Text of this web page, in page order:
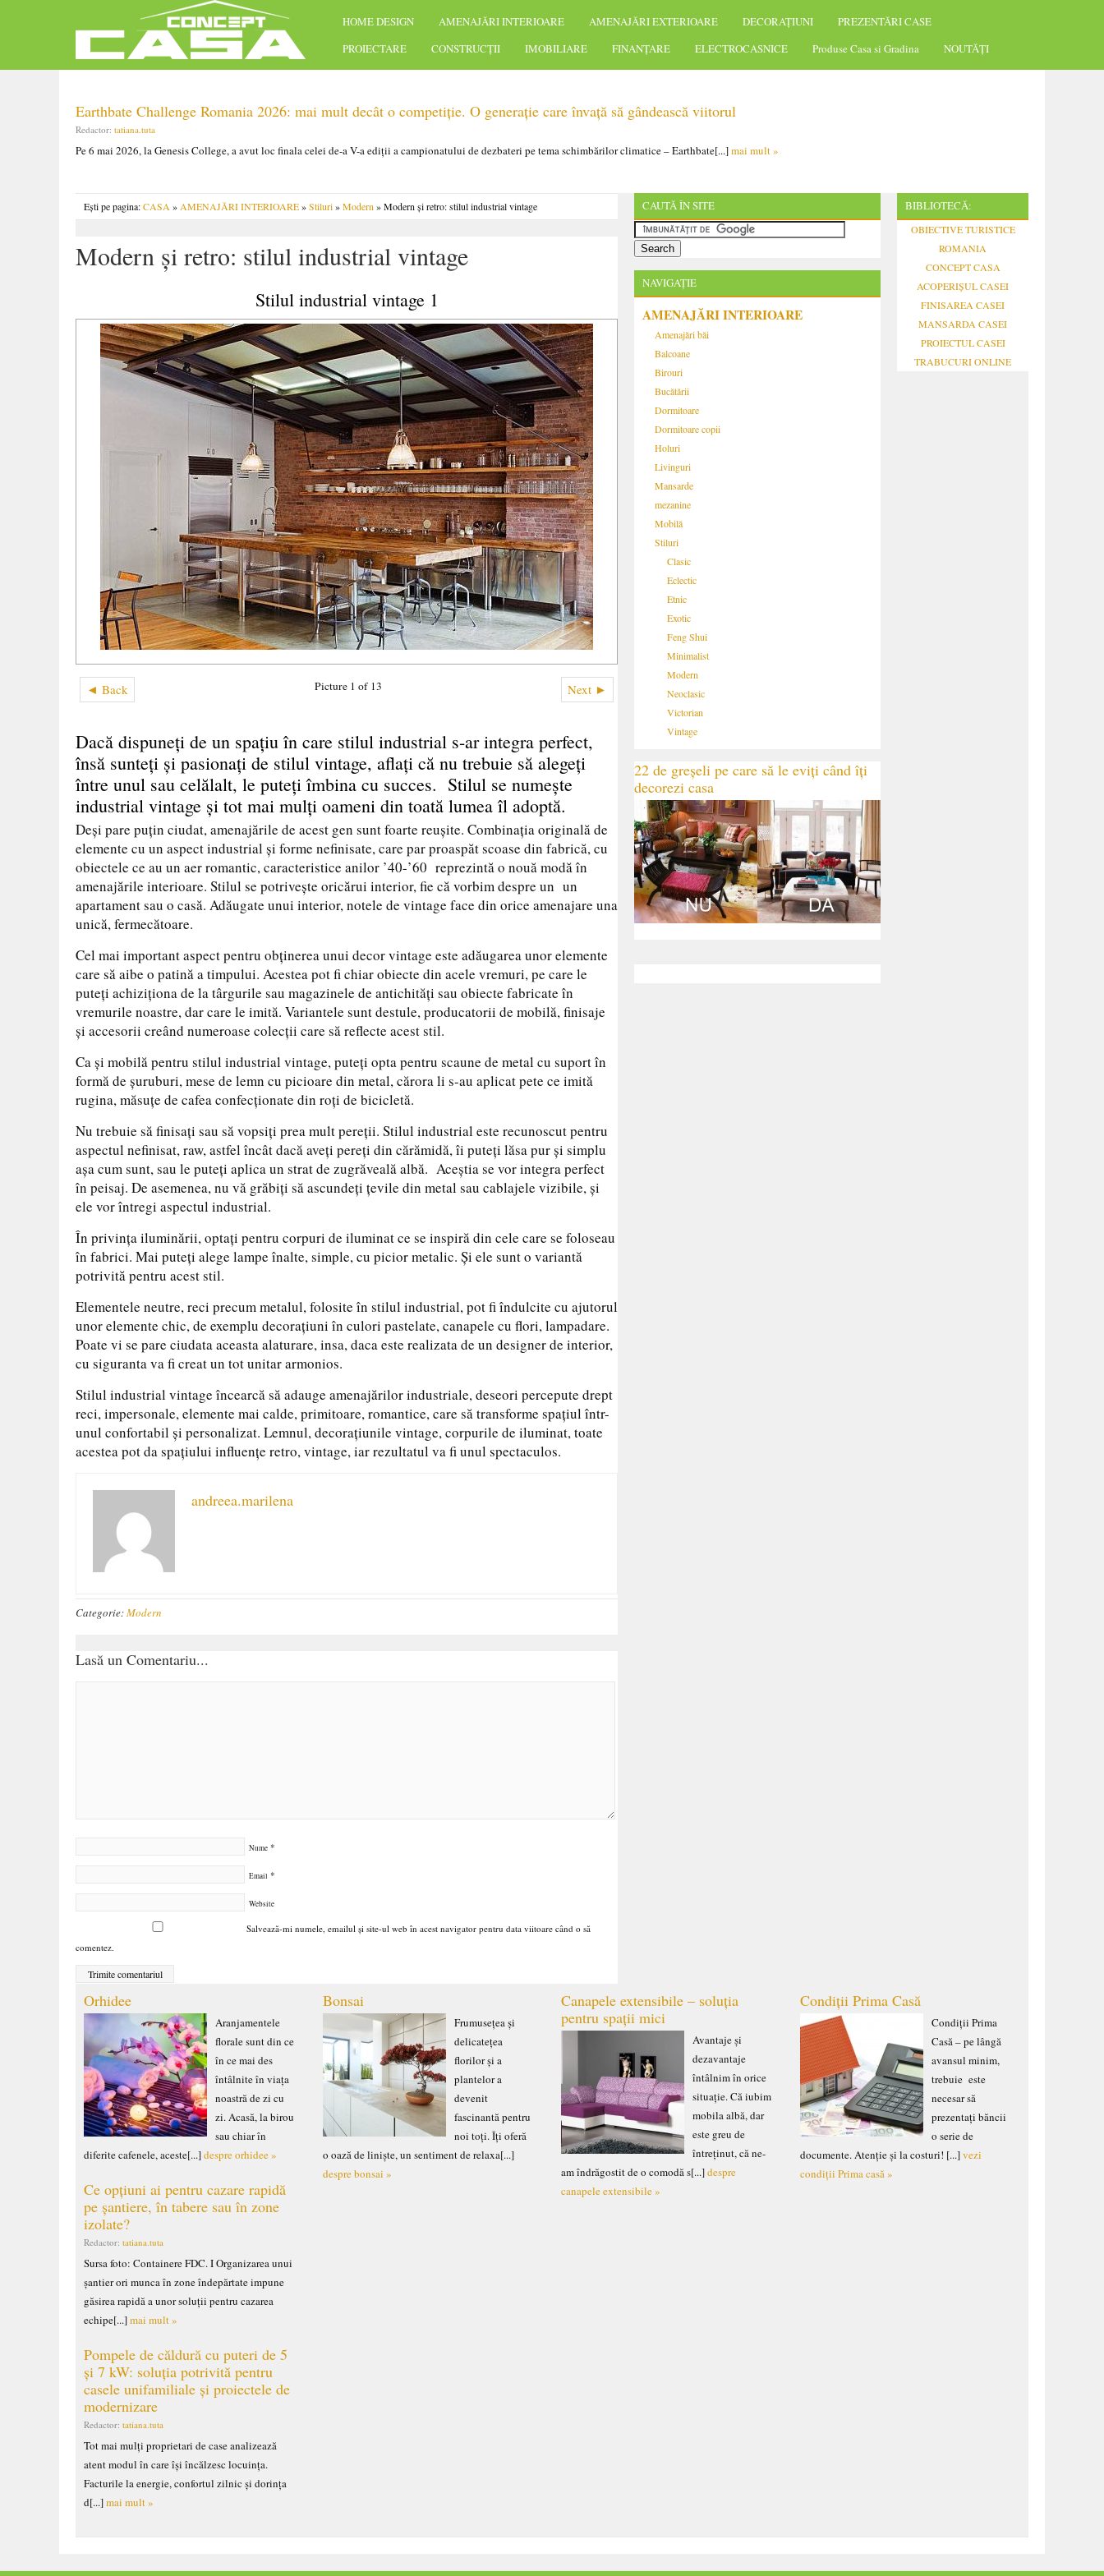
HOME DESIGN AMENAJĂRI INTERIOARE AMENAJĂRI EXTERIOARE DECORAȚIUNI
PREZENTĂRI CASE
PROIECTARE
CONSTRUCȚII IMOBILIARE FINANȚARE ELECTROCASNICE Produse Casa si Gradina NOUTĂȚI
Earthbate Challenge Romania 2026: mai mult decât o competiție. O generație care învață să gândească viitorul
Redactor: tatiana.tuta
Pe 6 mai 2026, la Genesis College, a avut loc finala celei de-a V-a ediții a campionatului de dezbateri pe tema schimbărilor climatice – Earthbate[...]mai mult »
Ești pe pagina:CASA » AMENAJĂRI INTERIOARE»Stiluri»Modern » Modern şi retro: stilul industrial vintage
Modern şi retro: stilul industrial vintage
Stilul industrial vintage 1
◄ Back Next ►
Picture 1 of 13
Dacă dispuneţi de un spaţiu în care stilul industrial s-ar integra perfect,
însă sunteţi şi pasionaţi de stilul vintage, aflaţi că nu trebuie să alegeţi
între unul sau celălalt, le puteţi îmbina cu succes. Stilul se numeşte
industrial vintage şi tot mai mulţi oameni din toată lumea îl adoptă.
Deşi pare puţin ciudat, amenajările de acest gen sunt foarte reuşite. Combinaţia originală de
elemente cu un aspect industrial şi forme nefinisate, care par proaspăt scoase din fabrică, cu
obiectele ce au un aer romantic, caracteristice anilor ’40-’60 reprezintă o nouă modă în
amenajările interioare. Stilul se potriveşte oricărui interior, fie că vorbim despre un un
apartament sau o casă. Adăugate unui interior, notele de vintage face din orice amenajare una
unică, fermecătoare.
Cel mai important aspect pentru obţinerea unui decor vintage este adăugarea unor elemente
care să aibe o patină a timpului. Acestea pot fi chiar obiecte din acele vremuri, pe care le
puteţi achiziţiona de la târgurile sau magazinele de antichităţi sau obiecte fabricate în
vremurile noastre, dar care le imită. Variantele sunt destule, producatorii de mobilă, finisaje
şi accesorii creând numeroase colecţii care să reflecte acest stil.
Ca şi mobilă pentru stilul industrial vintage, puteţi opta pentru scaune de metal cu suport în
formă de şuruburi, mese de lemn cu picioare din metal, cărora li s-au aplicat pete ce imită
rugina, măsuţe de cafea confecţionate din roţi de bicicletă.
Nu trebuie să finisaţi sau să vopsiţi prea mult pereţii. Stilul industrial este recunoscut pentru
aspectul nefinisat, raw, astfel încât dacă aveţi pereţi din cărămidă, îi puteţi lăsa pur şi simplu
aşa cum sunt, sau le puteţi aplica un strat de zugrăveală albă. Aceştia se vor integra perfect
în peisaj. De asemenea, nu vă grăbiţi să ascundeţi ţevile din metal sau cablajele vizibile, şi
ele vor întregi aspectul industrial.
În privinţa iluminării, optaţi pentru corpuri de iluminat ce se inspiră din cele care se foloseau
în fabrici. Mai puteţi alege lampe înalte, simple, cu picior metalic. Şi ele sunt o variantă
potrivită pentru acest stil.
Elementele neutre, reci precum metalul, folosite în stilul industrial, pot fi îndulcite cu ajutorul
unor elemente chic, de exemplu decoraţiuni în culori pastelate, canapele cu flori, lampadare.
Poate vi se pare ciudata aceasta alaturare, insa, daca este realizata de un designer de interior,
cu siguranta va fi creat un tot unitar armonios.
Stilul industrial vintage încearcă să adauge amenajărilor industriale, deseori percepute drept
reci, impersonale, elemente mai calde, primitoare, romantice, care să transforme spaţiul într-
unul confortabil şi personalizat. Lemnul, decoraţiunile vintage, corpurile de iluminat, toate
acestea pot da spaţiului influenţe retro, vintage, iar rezultatul va fi unul spectaculos.
andreea.marilena
Categorie:Modern
Lasă un Comentariu...
Nume *
Email *
Website
Salvează-mi numele, emailul și site-ul web în acest navigator pentru data viitoare când o să
comentez.
CAUTĂ ÎN SITE
NAVIGAȚIE
AMENAJĂRI INTERIOARE
Amenajări băi
Balcoane
Birouri
Bucătării
Dormitoare
Dormitoare copii
Holuri
Livinguri
Mansarde
mezanine
Mobilă
Stiluri
Clasic
Eclectic
Etnic
Exotic
Feng Shui
Minimalist
Modern
Neoclasic
Victorian
Vintage
22 de greșeli pe care să le eviți când îți
decorezi casa
BIBLIOTECĂ:
OBIECTIVE TURISTICE
ROMANIA
CONCEPT CASA
ACOPERIȘUL CASEI
FINISAREA CASEI
MANSARDA CASEI
PROIECTUL CASEI
TRABUCURI ONLINE
Orhidee
Aranjamentele
florale sunt din ce
în ce mai des
întâlnite în viața
noastră de zi cu
zi. Acasă, la birou
sau chiar în
diferite cafenele, aceste[...]despre orhidee »
Ce opțiuni ai pentru cazare rapidă
pe șantiere, în tabere sau în zone
izolate?
Redactor: tatiana.tuta
Sursa foto: Containere FDC. I Organizarea unui
șantier ori munca în zone îndepărtate impune
găsirea rapidă a unor soluții pentru cazarea
echipe[...]mai mult »
Pompele de căldură cu puteri de 5
și 7 kW: soluția potrivită pentru
casele unifamiliale și proiectele de
modernizare
Redactor: tatiana.tuta
Tot mai mulți proprietari de case analizează
atent modul în care își încălzesc locuința.
Facturile la energie, confortul zilnic și dorința
d[...]mai mult »
Bonsai
Frumusețea și
delicatețea
florilor și a
plantelor a
devenit
fascinantă pentru
noi toți. Îți oferă
o oază de liniște, un sentiment de relaxa[...]
despre bonsai »
Canapele extensibile – soluția
pentru spații mici
Avantaje și
dezavantaje
întâlnim în orice
situație. Că iubim
mobila albă, dar
este greu de
întreținut, că ne-
am îndrăgostit de o comodă s[...]despre
canapele extensibile »
Condiții Prima Casă
Condiții Prima
Casă – pe lângă
avansul minim,
trebuie este
necesar să
prezentați băncii
o serie de
documente. Atenție și la costuri! [...]vezi
condiții Prima casă »